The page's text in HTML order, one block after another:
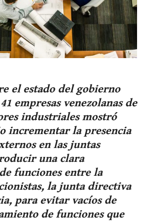
el estado del gobierno
empresas venezolanas de
industriales mostró
incrementar la presencia
en las juntas
una clara
funciones entre la
la junta directiva
para evitar vacíos de
de funciones que